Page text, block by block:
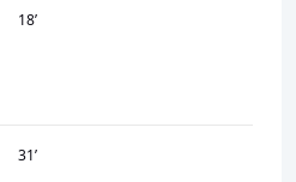
18’
31’